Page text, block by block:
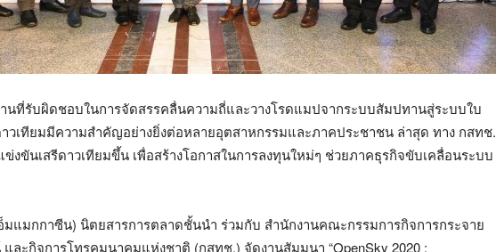
นที่รับผิดชอบในการจัดสรรคลื่นความถี่และวางโรดแมปจากระบบสัมปทานสู่ระบบใบ
วเทียมมีความสำคัญอย่างยิ่งต่อหลายอุตสาหกรรมและภาคประชาชน ล่าสุด ทาง กสทช.
ข่งขันเสรีดาวเทียมขึ้น เพื่อสร้างโอกาสในการลงทุนใหม่ๆ ช่วยภาคธุรกิจขับเคลื่อนระบบ
อ็มแมกกาซีน) นิตยสารการตลาดชั้นนำ ร่วมกับ สำนักงานคณะกรรมการกิจการกระจาย
และกิจการโทรคมนาคมแห่งชาติ (กสทช.) จัดงานสัมมนา “OpenSky 2020 :